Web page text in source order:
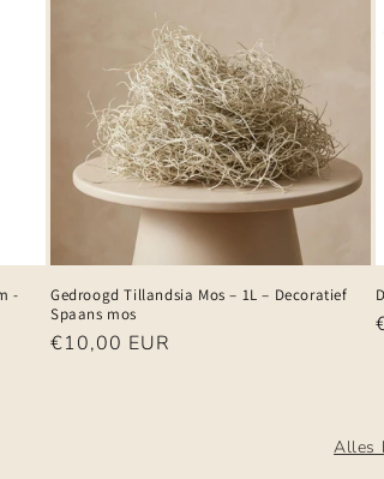
-
Gedroogd Tillandsia Mos – 1L – Decoratief
Spaans mos
Normale
€10,00 EUR
Alles